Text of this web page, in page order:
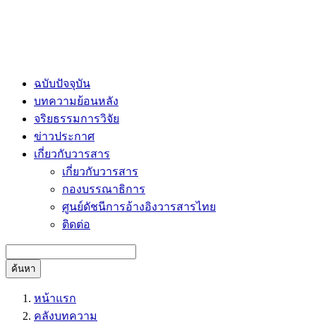
ฉบับปัจจุบัน
บทความย้อนหลัง
จริยธรรมการวิจัย
ข่าวประกาศ
เกี่ยวกับวารสาร
เกี่ยวกับวารสาร
กองบรรณาธิการ
ศูนย์ดัชนีการอ้างอิงวารสารไทย
ติดต่อ
ค้นหา
หน้าแรก
คลังบทความ